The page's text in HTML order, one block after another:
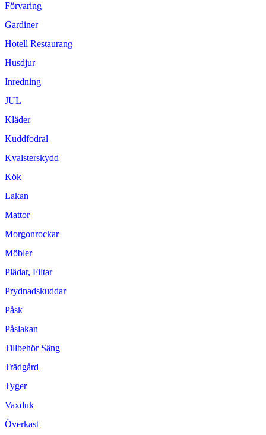
Förvaring
Gardiner
Hotell Restaurang
Husdjur
Inredning
JUL
Kläder
Kuddfodral
Kvalsterskydd
Kök
Lakan
Mattor
Morgonrockar
Möbler
Plädar, Filtar
Prydnadskuddar
Påsk
Påslakan
Tillbehör Säng
Trädgård
Tyger
Vaxduk
Överkast